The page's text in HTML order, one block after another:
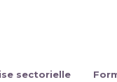
sectorielle